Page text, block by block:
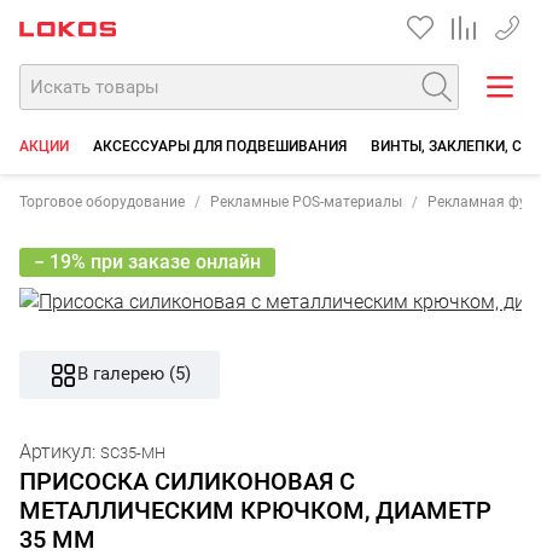
+7
АКЦИИ АКСЕССУАРЫ ДЛЯ ПОДВЕШИВАНИЯ ВИНТЫ, ЗАКЛЕПКИ,
Торговое оборудование Рекламные POS-материалы Рекламная
− 19% при заказе онлайн
В галерею (5)
Артикул: SC35-MH
ПРИСОСКА СИЛИКОНОВАЯ С
МЕТАЛЛИЧЕСКИМ КРЮЧКОМ, ДИАМЕТР
35 ММ